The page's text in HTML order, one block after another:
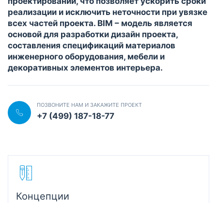
реализации и исключить неточности при увязке
всех частей проекта. BIM – модель является
основой для разработки дизайн проекта,
составления спецификаций материалов
инженерного оборудования, мебели и
декоративных элементов интерьера.
ПОЗВОНИТЕ НАМ И ЗАКАЖИТЕ ПРОЕКТ
+7 (499) 187-18-77
Концепции